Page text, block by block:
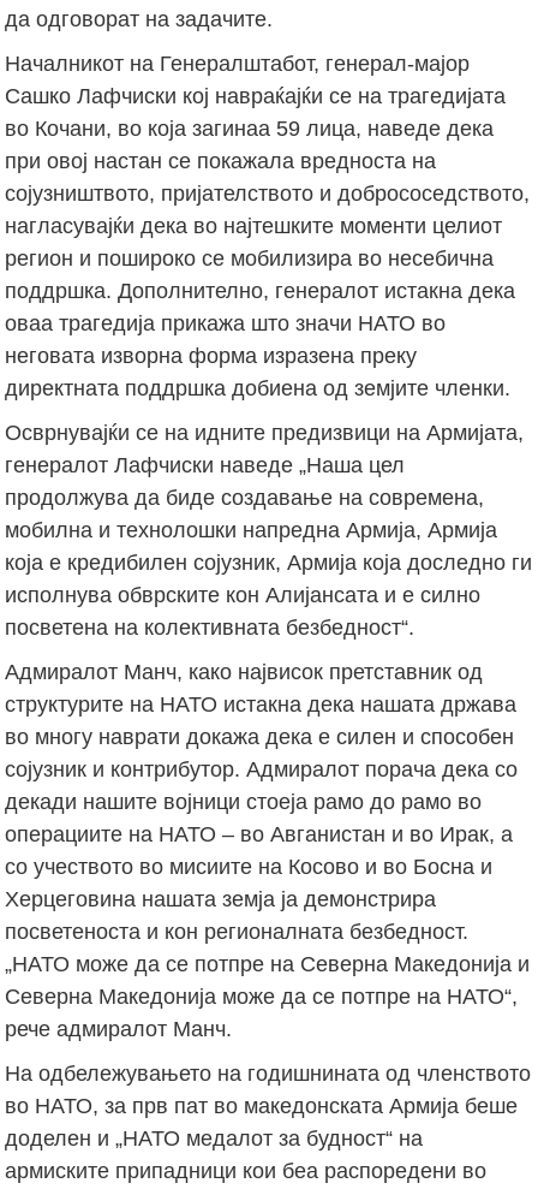
да одговорат на задачите.
Началникот на Генералштабот, генерал-мајор
Сашко Лафчиски кој навраќајќи се на трагедијата
во Кочани, во која загинаа 59 лица, наведе дека
при овој настан се покажала вредноста на
сојузништвото, пријателството и добрососедството,
нагласувајќи дека во најтешките моменти целиот
регион и пошироко се мобилизира во несебична
поддршка. Дополнително, генералот истакна дека
оваа трагедија прикажа што значи НАТО во
неговата изворна форма изразена преку
директната поддршка добиена од земјите членки.
Осврнувајќи се на идните предизвици на Армијата,
генералот Лафчиски наведе „Наша цел
продолжува да биде создавање на современа,
мобилна и технолошки напредна Армија, Армија
која е кредибилен сојузник, Армија која доследно ги
исполнува обврските кон Алијансата и е силно
посветена на колективната безбедност“.
Адмиралот Манч, како највисок претставник од
структурите на НАТО истакна дека нашата држава
во многу наврати докажа дека е силен и способен
сојузник и контрибутор. Адмиралот порача дека со
декади нашите војници стоеја рамо до рамо во
операциите на НАТО – во Авганистан и во Ирак, а
со учеството во мисиите на Косово и во Босна и
Херцеговина нашата земја ја демонстрира
посветеноста и кон регионалната безбедност.
„НАТО може да се потпре на Северна Македонија и
Северна Македонија може да се потпре на НАТО“,
рече адмиралот Манч.
На одбележувањето на годишнината од членството
во НАТО, за прв пат во македонската Армија беше
доделен и „НАТО медалот за будност“ на
армиските припадници кои беа распоредени во